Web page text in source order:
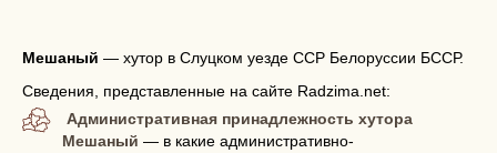
Мешаный — хутор в Слуцком уезде ССР Белоруссии БССР.
Сведения, представленные на сайте Radzima.net:
Административная принадлежность хутора
Мешаный — в какие административно-